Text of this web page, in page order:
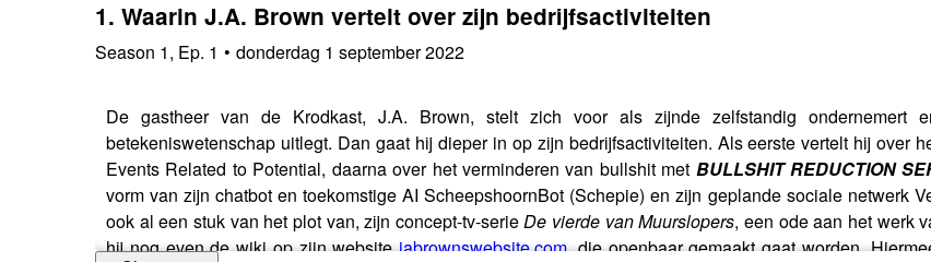
1. Waarin J.A. Brown vertelt over zĳn bedrĳfsactiviteiten
Season 1, Ep. 1 • donderdag 1 september 2022
De gastheer van de Krodkast, J.A. Brown, stelt zich voor als zĳnde zelfstandig ondernemert
betekeniswetenschap uitlegt. Dan gaat hĳ dieper in op zĳn bedrĳfsactiviteiten. Als eerste vertelt hĳ over
Events Related to Potential, daarna over het verminderen van bullshit met BULLSHIT REDUCTION
vorm van zĳn chatbot en toekomstige AI ScheepshoornBot (Schepie) en zĳn geplande sociale netwerk
ook al een stuk van het plot van, zĳn concept-tv-serieDe vierde van Muurslopers, een ode aan het werk
hĳ nog even de wiki op zijn websitejabrownswebsite.com, die openbaar gemaakt gaat worden.